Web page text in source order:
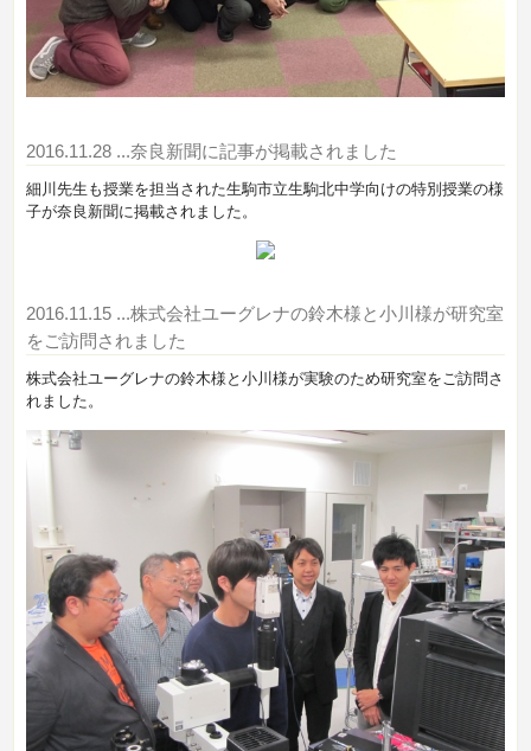
2016.11.28 ...奈良新聞に記事が掲載されました
細川先生も授業を担当された生駒市立生駒北中学向けの特別授業の様
子が奈良新聞に掲載されました。
2016.11.15 ...株式会社ユーグレナの鈴木様と小川様が研究室
をご訪問されました
株式会社ユーグレナの鈴木様と小川様が実験のため研究室をご訪問さ
れました。